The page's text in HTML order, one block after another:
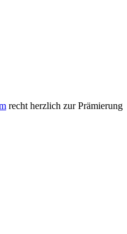
recht herzlich zur Prämierung